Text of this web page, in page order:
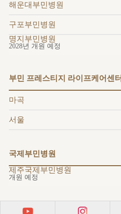
외래진료
해운대부민병원
구포부민병원
명지부민병원
2028년 개원 예정
부민 프레스티지 라이프케어센터
마곡
서울
국제부민병원
제주국제부민병원
개원 예정